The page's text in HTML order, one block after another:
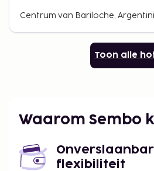
Centrum van Bariloche,
Toon alle
Waarom Sembo
flexibiliteit